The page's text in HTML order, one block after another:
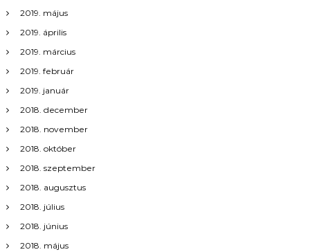
2019. május
2019. április
2019. március
2019. február
2019. január
2018. december
2018. november
2018. október
2018. szeptember
2018. augusztus
2018. július
2018. június
2018. május